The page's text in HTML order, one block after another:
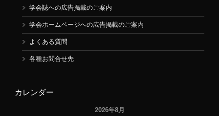
学会誌への広告掲載のご案内
学会ホームページへの広告掲載のご案内
よくある質問
各種お問合せ先
カレンダー
2026年8月